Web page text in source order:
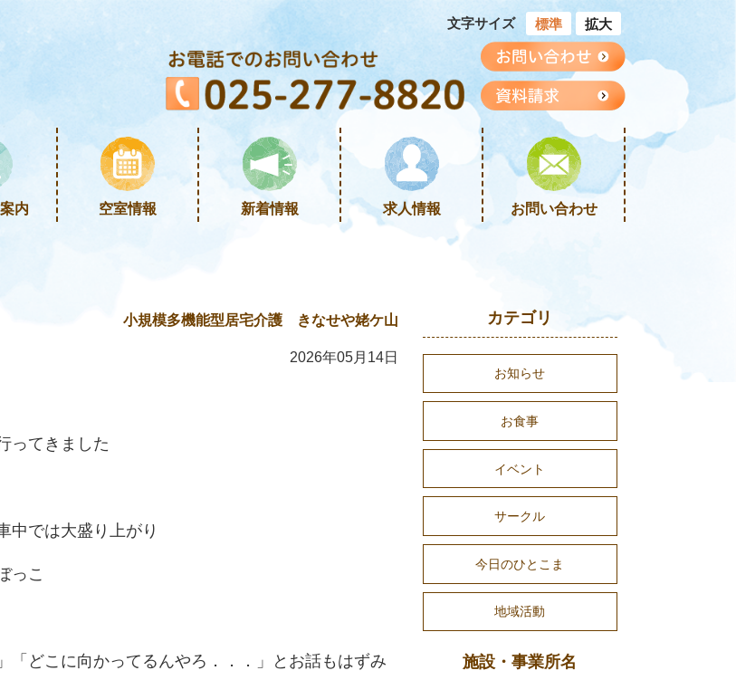
文字サイズ 標準 拡大
内 空室情報 新着情報 求人情報 お問い合わせ
小規模多機能型居宅介護 きなせや姥ケ山
2026年05月14日
ってきました
では大盛り上がり
っこ
どこに向かってるんやろ．．．」とお話もはずみ
カテゴリ
お知らせ
お食事
イベント
サークル
今日のひとこま
地域活動
施設・事業所名